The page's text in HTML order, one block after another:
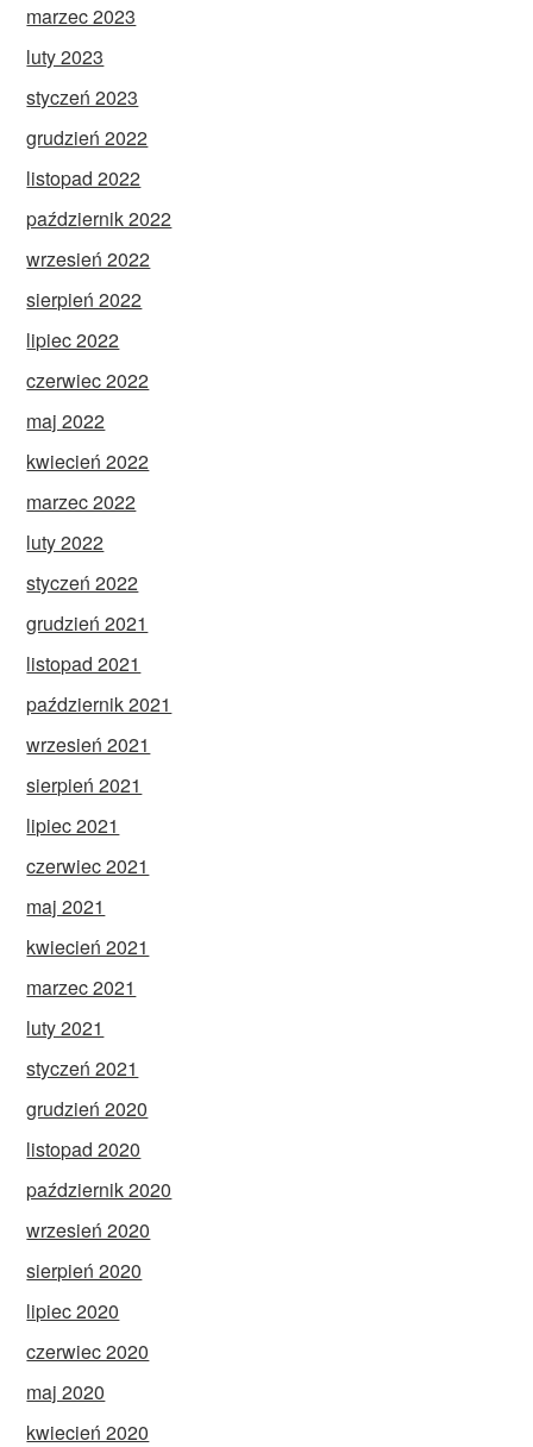
marzec 2023
luty 2023
styczeń 2023
grudzień 2022
listopad 2022
październik 2022
wrzesień 2022
sierpień 2022
lipiec 2022
czerwiec 2022
maj 2022
kwiecień 2022
marzec 2022
luty 2022
styczeń 2022
grudzień 2021
listopad 2021
październik 2021
wrzesień 2021
sierpień 2021
lipiec 2021
czerwiec 2021
maj 2021
kwiecień 2021
marzec 2021
luty 2021
styczeń 2021
grudzień 2020
listopad 2020
październik 2020
wrzesień 2020
sierpień 2020
lipiec 2020
czerwiec 2020
maj 2020
kwiecień 2020